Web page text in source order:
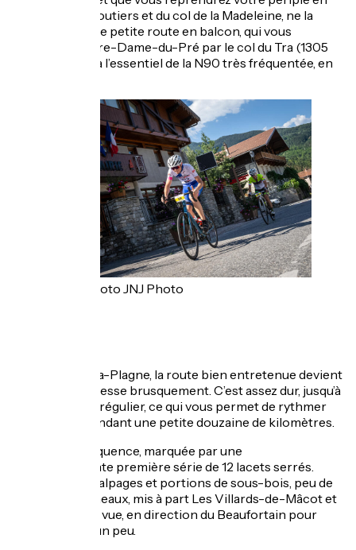
direction de Moutiers et du col de la Madeleine, ne la
ratez pas ! Cette petite route en balcon, qui vous
emmène à Notre-Dame-du-Pré par le col du Tra (1305
m), vous évitera l’essentiel de la N90 très fréquentée, en
Crédit photo JNJ Photo
Après Mâcot-la-Plagne, la route bien entretenue devient
large et se redresse brusquement. C’est assez dur, jusqu’à
8,5%, mais très régulier, ce qui vous permet de rythmer
votre effort pendant une petite douzaine de kilomètres.
Une longue séquence, marquée par une
impressionnante première série de 12 lacets serrés.
Entre prairies, alpages et portions de sous-bois, peu de
villages ou hameaux, mis à part Les Villards-de-Mâcot et
Prariond. Belle vue, en direction du Beaufortain pour
vous distraire un peu.